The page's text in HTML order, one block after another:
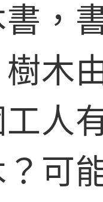
，
木
人
可